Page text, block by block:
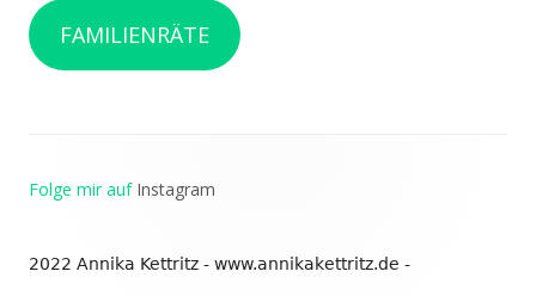
FAMILIENRÄTE
Inhalt
Folge mir auf Instagram
2022 Annika Kettritz - www.annikakettritz.de -